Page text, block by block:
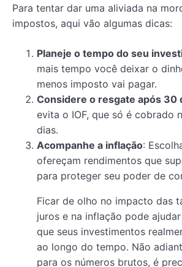
Para tentar dar uma aliviada na
impostos, aqui vão algumas dicas:
Planeje o tempo do seu
mais tempo você deixar o
menos imposto vai pagar.
Considere o resgate após 30
evita o IOF, que só é cobrado
dias.
Acompanhe a inflação:
ofereçam rendimentos que
para proteger seu poder de
Ficar de olho no impacto das
juros e na inflação pode
que seus investimentos
ao longo do tempo. Não
para os números brutos, é